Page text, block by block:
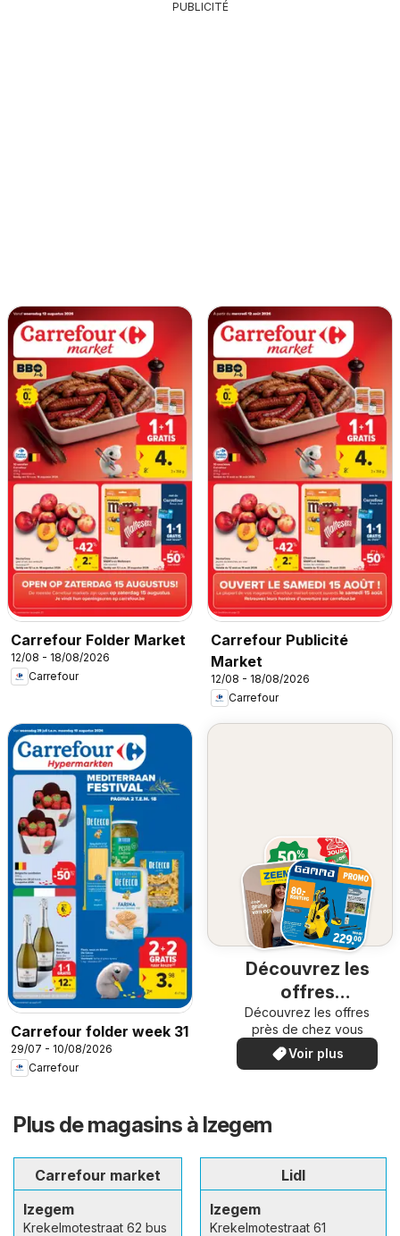
PUBLICITÉ
Carrefour Folder Market
12/08 - 18/08/2026
Carrefour
Carrefour Publicité
Market
12/08 - 18/08/2026
Carrefour
Carrefour folder week 31
29/07 - 10/08/2026
Carrefour
Découvrez les
offres
spéciales
Découvrez les offres
près de chez vous
Voir plus
Plus de magasins à Izegem
Carrefour market
Izegem
Krekelmotestraat 62 bus
Lidl
Izegem
Krekelmotestraat 61